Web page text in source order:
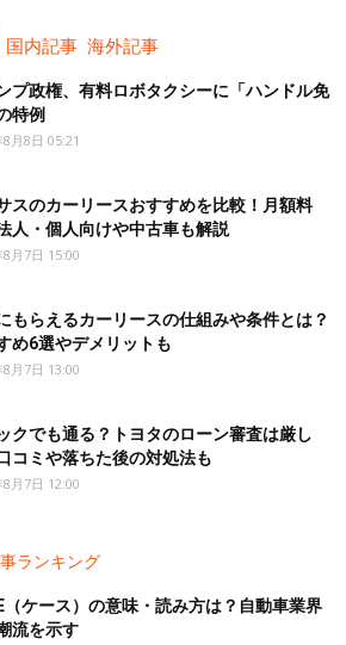
国内記事 海外記事
プ政権、有料ロボタクシーに「ハンドル免
特例
月8日 05:21
スのカーリースおすすめを比較！月額料
人・個人向けや中古車も解説
月7日 15:00
もらえるカーリースの仕組みや条件とは？
め6選やデメリットも
月7日 13:00
クでも通る？トヨタのローン審査は厳し
コミや落ちた後の対処法も
月7日 12:00
ランキング
（ケース）の意味・読み方は？自動車業界
流を示す